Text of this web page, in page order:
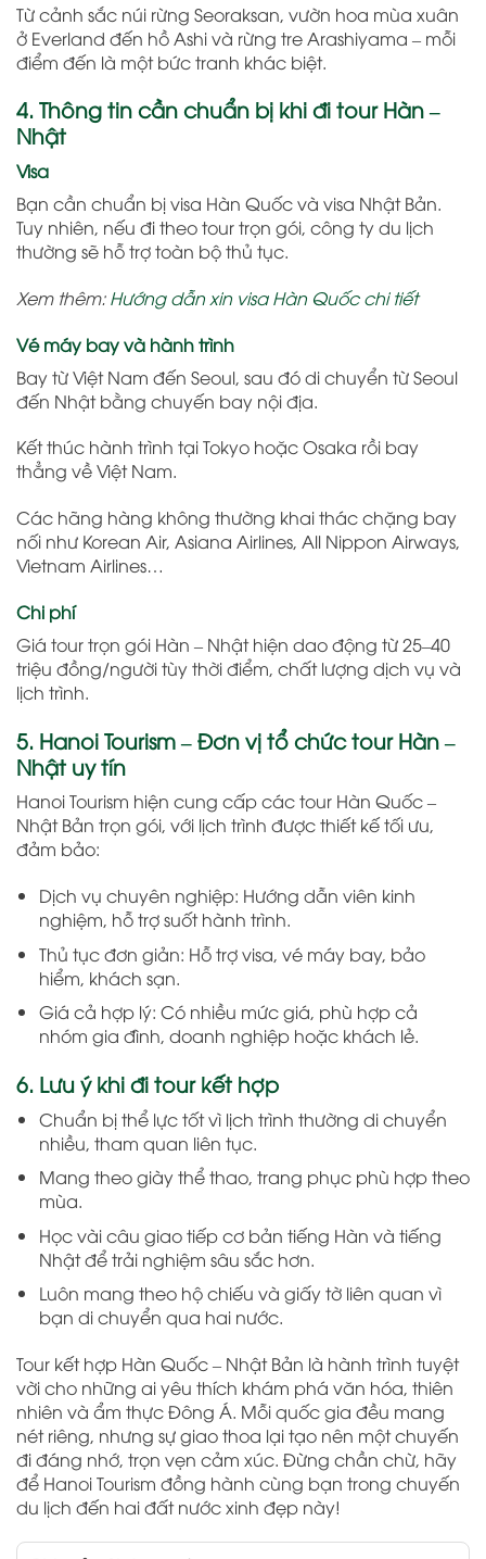
Từ cảnh sắc núi rừng Seoraksan, vườn hoa mùa xuân
ở Everland đến hồ Ashi và rừng tre Arashiyama – mỗi
điểm đến là một bức tranh khác biệt.
4. Thông tin cần chuẩn bị khi đi tour Hàn –
Nhật
Visa
Bạn cần chuẩn bị visa Hàn Quốc và visa Nhật Bản.
Tuy nhiên, nếu đi theo tour trọn gói, công ty du lịch
thường sẽ hỗ trợ toàn bộ thủ tục.
Xem thêm:Hướng dẫn xin visa Hàn Quốc chi tiết
Vé máy bay và hành trình
Bay từ Việt Nam đến Seoul, sau đó di chuyển từ Seoul
đến Nhật bằng chuyến bay nội địa.
Kết thúc hành trình tại Tokyo hoặc Osaka rồi bay
thẳng về Việt Nam.
Các hãng hàng không thường khai thác chặng bay
nối như Korean Air, Asiana Airlines, All Nippon Airways,
Vietnam Airlines…
Chi phí
Giá tour trọn gói Hàn – Nhật hiện dao động từ 25–40
triệu đồng/người tùy thời điểm, chất lượng dịch vụ và
lịch trình.
5. Hanoi Tourism – Đơn vị tổ chức tour Hàn –
Nhật uy tín
Hanoi Tourism hiện cung cấp các tour Hàn Quốc –
Nhật Bản trọn gói, với lịch trình được thiết kế tối ưu,
đảm bảo:
Dịch vụ chuyên nghiệp: Hướng dẫn viên kinh
nghiệm, hỗ trợ suốt hành trình.
Thủ tục đơn giản: Hỗ trợ visa, vé máy bay, bảo
hiểm, khách sạn.
Giá cả hợp lý: Có nhiều mức giá, phù hợp cả
nhóm gia đình, doanh nghiệp hoặc khách lẻ.
6. Lưu ý khi đi tour kết hợp
Chuẩn bị thể lực tốt vì lịch trình thường di chuyển
nhiều, tham quan liên tục.
Mang theo giày thể thao, trang phục phù hợp theo
mùa.
Học vài câu giao tiếp cơ bản tiếng Hàn và tiếng
Nhật để trải nghiệm sâu sắc hơn.
Luôn mang theo hộ chiếu và giấy tờ liên quan vì
bạn di chuyển qua hai nước.
Tour kết hợp Hàn Quốc – Nhật Bản là hành trình tuyệt
vời cho những ai yêu thích khám phá văn hóa, thiên
nhiên và ẩm thực Đông Á. Mỗi quốc gia đều mang
nét riêng, nhưng sự giao thoa lại tạo nên một chuyến
đi đáng nhớ, trọn vẹn cảm xúc. Đừng chần chừ, hãy
để Hanoi Tourism đồng hành cùng bạn trong chuyến
du lịch đến hai đất nước xinh đẹp này!